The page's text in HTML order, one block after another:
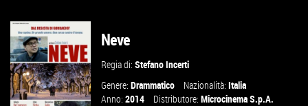
Neve
Regia di:Stefano Incerti
Genere:Drammatico Nazionalità:Italia
Anno:2014 Distributore:Microcinema S.p.A.